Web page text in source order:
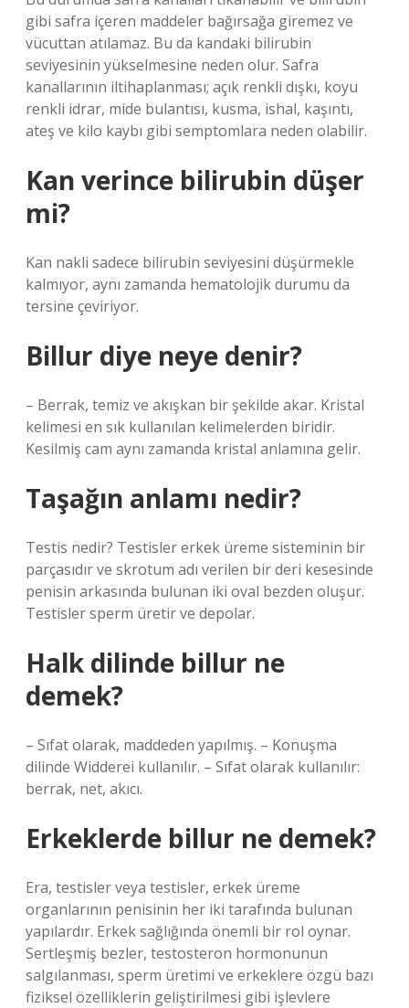
gibi safra içeren maddeler bağırsağa giremez ve
vücuttan atılamaz. Bu da kandaki bilirubin
seviyesinin yükselmesine neden olur. Safra
kanallarının iltihaplanması; açık renkli dışkı, koyu
renkli idrar, mide bulantısı, kusma, ishal, kaşıntı,
ateş ve kilo kaybı gibi semptomlara neden olabilir.
Kan verince bilirubin düşer
mi?
Kan nakli sadece bilirubin seviyesini düşürmekle
kalmıyor, aynı zamanda hematolojik durumu da
tersine çeviriyor.
Billur diye neye denir?
– Berrak, temiz ve akışkan bir şekilde akar. Kristal
kelimesi en sık kullanılan kelimelerden biridir.
Kesilmiş cam aynı zamanda kristal anlamına gelir.
Taşağın anlamı nedir?
Testis nedir? Testisler erkek üreme sisteminin bir
parçasıdır ve skrotum adı verilen bir deri kesesinde
penisin arkasında bulunan iki oval bezden oluşur.
Testisler sperm üretir ve depolar.
Halk dilinde billur ne
demek?
– Sıfat olarak, maddeden yapılmış. – Konuşma
dilinde Widderei kullanılır. – Sıfat olarak kullanılır:
berrak, net, akıcı.
Erkeklerde billur ne demek?
Era, testisler veya testisler, erkek üreme
organlarının penisinin her iki tarafında bulunan
yapılardır. Erkek sağlığında önemli bir rol oynar.
Sertleşmiş bezler, testosteron hormonunun
salgılanması, sperm üretimi ve erkeklere özgü bazı
fiziksel özelliklerin geliştirilmesi gibi işlevlere